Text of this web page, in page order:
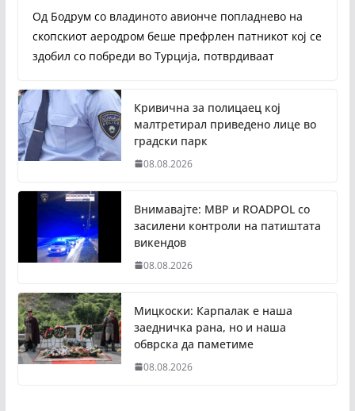
Од Бодрум со владиното авионче попладнево на
скопскиот аеродром беше префрлен патникот кој се
здобил со побреди во Турција, потврдиваат
Кривична за полицаец кој
малтретирал приведено лице во
градски парк
08.08.2026
Внимавајте: МВР и ROADPOL со
засилени контроли на патиштата
викендов
08.08.2026
Мицкоски: Карпалак е наша
заедничка рана, но и наша
обврска да паметиме
08.08.2026